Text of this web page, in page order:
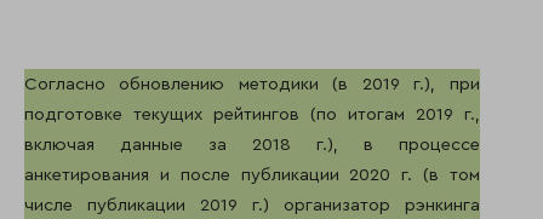
Согласно обновлению методики (в 2019 г.), при
подготовке текущих рейтингов (по итогам 2019 г.,
включая данные за 2018 г.), в процессе
анкетирования и после публикации 2020 г. (в том
числе публикации 2019 г.) организатор рэнкинга